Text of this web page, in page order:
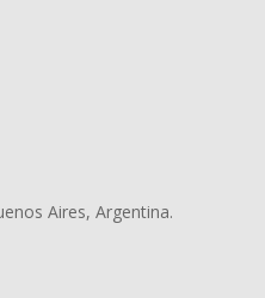
Aires, Argentina.